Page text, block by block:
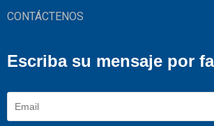
CONTÁCTENOS
Escriba su mensaje por